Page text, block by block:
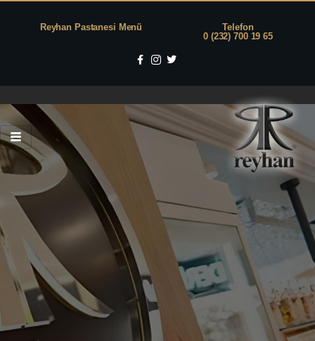
Reyhan Pastanesi Menü
Telefon
0 (232) 700 19 65